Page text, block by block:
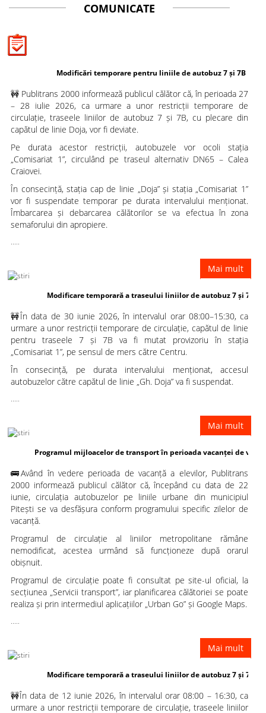
COMUNICATE
Modificări temporare pentru liniile de autobuz 7 și 7B
🚧 Publitrans 2000 informează publicul călător că, în perioada 27
– 28 iulie 2026, ca urmare a unor restricții temporare de
circulație, traseele liniilor de autobuz 7 și 7B, cu plecare din
capătul de linie Doja, vor fi deviate.
Pe durata acestor restricții, autobuzele vor ocoli stația
„Comisariat 1”, circulând pe traseul alternativ DN65 – Calea
Craiovei.
În consecință, stația cap de linie „Doja” și stația „Comisariat 1”
vor fi suspendate temporar pe durata intervalului menționat.
Îmbarcarea și debarcarea călătorilor se va efectua în zona
semaforului din apropiere.
.....
Mai mult
Modificare temporară a traseului liniilor de autobuz 7 și 7B
🚧În data de 30 iunie 2026, în intervalul orar 08:00–15:30, ca
urmare a unor restricții temporare de circulație, capătul de linie
pentru traseele 7 și 7B va fi mutat provizoriu în stația
„Comisariat 1”, pe sensul de mers către Centru.
În consecință, pe durata intervalului menționat, accesul
autobuzelor către capătul de linie „Gh. Doja” va fi suspendat.
.....
Mai mult
Programul mijloacelor de transport în perioada vacanței de vară a
elevilor
🚌Având în vedere perioada de vacanță a elevilor, Publitrans
2000 informează publicul călător că, începând cu data de 22
iunie, circulația autobuzelor pe liniile urbane din municipiul
Pitești se va desfășura conform programului specific zilelor de
vacanță.
Programul de circulație al liniilor metropolitane rămâne
nemodificat, acestea urmând să funcționeze după orarul
obișnuit.
Programul de circulație poate fi consultat pe site-ul oficial, la
secțiunea „Servicii transport”, iar planificarea călătoriei se poate
realiza și prin intermediul aplicațiilor „Urban Go” și Google Maps.
.....
Mai mult
Modificare temporară a traseului liniilor de autobuz 7 și 7B
🚧În data de 12 iunie 2026, în intervalul orar 08:00 – 16:30, ca
urmare a unor restricții temporare de circulație, traseele liniilor